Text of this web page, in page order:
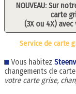
NOUVEAU: Sur
carte
(3X ou 4X)
Service de carte
Vous habitez
changements de
votre carte grise,